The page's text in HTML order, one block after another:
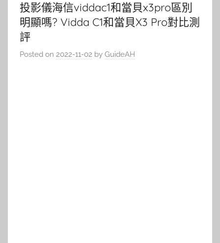
投影儀海信viddac1和當貝x3pro區別
明顯嗎? Vidda C1和當貝X3 Pro對比測
評
Posted on 2022-11-02 by GuideAH